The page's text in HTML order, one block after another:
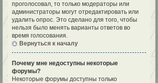
проголосовал, то только модераторы или
администраторы могут отредактировать или
удалить опрос. Это сделано для того, чтобы
нельзя было менять варианты ответов во
время голосования.
Вернуться к началу
Почему мне недоступны некоторые
форумы?
Некоторые форумы доступны только